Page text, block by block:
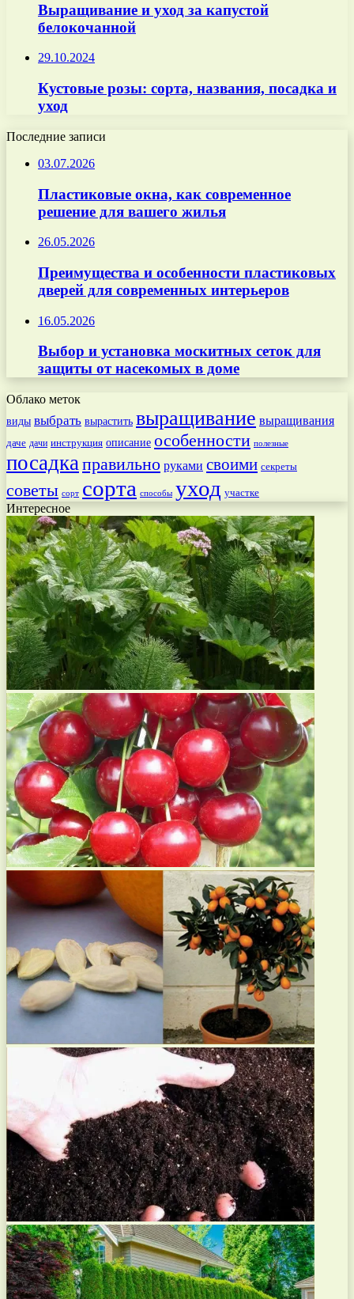
Выращивание и уход за капустой
белокочанной
29.10.2024
Кустовые розы: сорта, названия, посадка и
уход
Последние записи
03.07.2026
Пластиковые окна, как современное
решение для вашего жилья
26.05.2026
Преимущества и особенности пластиковых
дверей для современных интерьеров
16.05.2026
Выбор и установка москитных сеток для
защиты от насекомых в доме
Облако меток
виды выбрать вырастить выращивание выращивания
даче дачи инструкция описание особенности полезные
посадкаправильно руками своими секреты
советы сорт сорта способы уход участке
Интересное